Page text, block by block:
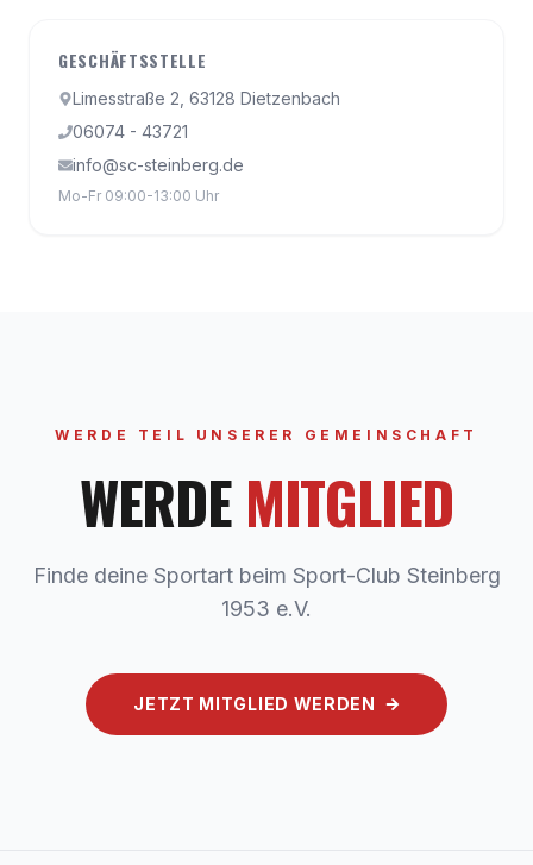
GESCHÄFTSSTELLE
Limesstraße 2, 63128 Dietzenbach
06074 - 43721
info@sc-steinberg.de
Mo-Fr 09:00-13:00 Uhr
WERDE TEIL UNSERER GEMEINSCHAFT
WERDEMITGLIED
Finde deine Sportart beim Sport-Club Steinberg
1953 e.V.
JETZT MITGLIED WERDEN